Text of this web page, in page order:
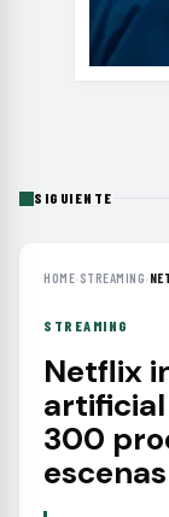
SIGUIENTE
HOME› STREAMING›
STREAMING
Netflix
artificial
300